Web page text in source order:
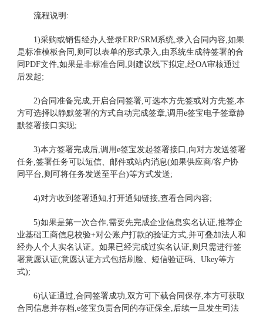
流程说明:
1)采购或销售经办人登录ERP/SRM系统,录入合同内容,如果
是标准模板合同,则可以表单的形式录入,由系统生成待签署的合
同PDF文件,如果是非标准合同,则建议线下拟定,经OA审核通过
后发起;
2)合同准备完成,开启合同签署,可选本方先签或对方先签,本
方可选择以静默签署的方式自动完成签章,调用e签宝电子签章静
默签署接口实现;
3)本方签署完成后,调用e签宝发起签署接口,向对方发送签署
任务,签署任务可以短信、邮件或站内消息(如果供应商/客户协
同平台,则可将任务发送至平台)等方式发送;
4)对方收到签署通知,打开通知链接,查看合同内容;
5)如果是第一次合作,需要先完成企业信息实名认证,推荐企
业基础工商信息校验+对公账户打款的验证方式,并可叠加法人和
经办人个人实名认证。如果已经完成过实名认证,则只需进行签
署意愿认证(意愿认证方式包括刷脸、短信验证码、Ukey等方
式);
6)认证通过,合同签署成功,双方可下载合同保存,本方可获取
合同信息并存档,e签宝负责合同的存证保全,后续一旦发生司法